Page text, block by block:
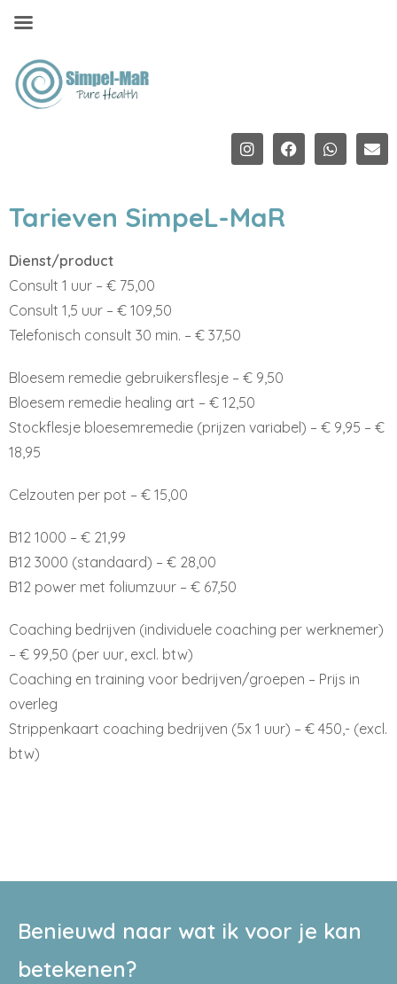
Tarieven SimpeL-MaR
Dienst/product
Consult 1 uur – € 75,00
Consult 1,5 uur – € 109,50
Telefonisch consult 30 min. – € 37,50
Bloesem remedie gebruikersflesje – € 9,50
Bloesem remedie healing art – € 12,50
Stockflesje bloesemremedie (prijzen variabel) – € 9,95 – €
18,95
Celzouten per pot – € 15,00
B12 1000 – € 21,99
B12 3000 (standaard) – € 28,00
B12 power met foliumzuur – € 67,50
Coaching bedrijven (individuele coaching per werknemer)
– € 99,50 (per uur, excl. btw)
Coaching en training voor bedrijven/groepen – Prijs in
overleg
Strippenkaart coaching bedrijven (5x 1 uur) – € 450,- (excl.
btw)
Benieuwd naar wat ik voor je kan
betekenen?